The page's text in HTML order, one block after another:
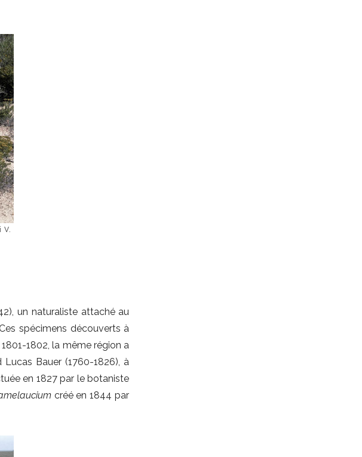
V.
un naturaliste attaché au
spécimens découverts à
1802, la même région a
Bauer (1760-1826), à
en 1827 par le botaniste
créé en 1844 par